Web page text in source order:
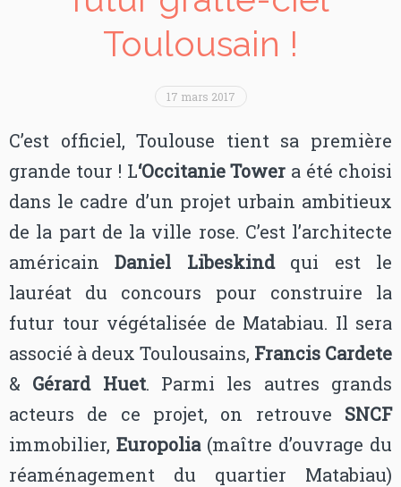
Toulousain !
17 mars 2017
C’est officiel, Toulouse tient sa première
grande tour ! L‘Occitanie Tower a été choisi
dans le cadre d’un projet urbain ambitieux
de la part de la ville rose. C’est l’architecte
américainDaniel Libeskindqui est le
lauréat du concours pour construire la
futur tour végétalisée de Matabiau. Il sera
associé à deux Toulousains, Francis Cardete
& Gérard Huet. Parmi les autres grands
acteurs de ce projet, on retrouve SNCF
immobilier, Europolia(maître d’ouvrage du
réaménagement du quartier Matabiau)